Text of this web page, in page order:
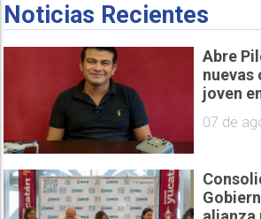
Noticias Recientes
Abre
nuevas
joven
07 de